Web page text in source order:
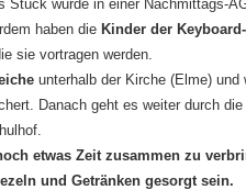
Stück wurde in einer Nachmittags-
haben die Kinder der
sie vortragen werden.
unterhalb der Kirche (Elme) und
Danach geht es weiter durch
etwas Zeit zusammen zu
und Getränken gesorgt sein.